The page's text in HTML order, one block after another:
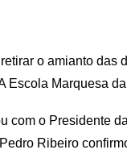
o amianto
Escola Marquesa
com o Presidente
Ribeiro